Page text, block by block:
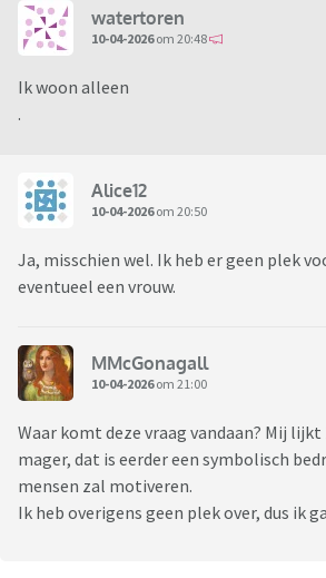
watertoren
10-04-2026om 20:48
Ik woon alleen
.
Alice12
10-04-2026om 20:50
Ja, misschien wel. Ik heb er geen plek
eventueel een vrouw.
MMcGonagall
10-04-2026om 21:00
Waar komt deze vraag vandaan? Mij lijkt
mager, dat is eerder een symbolisch
mensen zal motiveren.
Ik heb overigens geen plek over, dus ik